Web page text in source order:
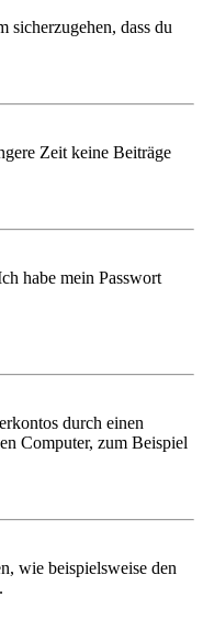
dass du
Zeit keine Beiträge
habe mein Passwort
durch einen
Computer, zum Beispiel
wie beispielsweise den